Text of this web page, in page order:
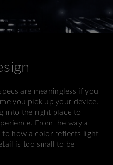
are meaningless if you
you pick up your device.
into the right place to
From the way a
how a color reflects light
is too small to be